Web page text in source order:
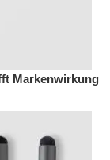
Markenwirkung